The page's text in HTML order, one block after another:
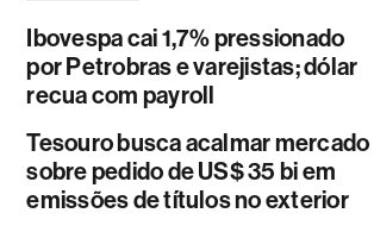
Ibovespa cai 1,7% pressionado
por Petrobras e varejistas; dólar
recua com payroll
Tesouro busca acalmar mercado
sobre pedido de US$ 35 bi em
emissões de títulos no exterior